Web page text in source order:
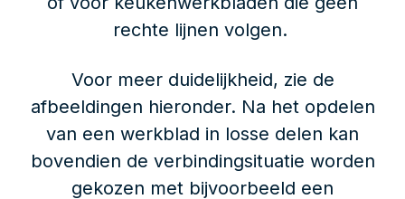
rechte lijnen volgen.
Voor meer duidelijkheid, zie de
afbeeldingen hieronder. Na het opdelen
van een werkblad in losse delen kan
bovendien de verbindingsituatie worden
gekozen met bijvoorbeeld een